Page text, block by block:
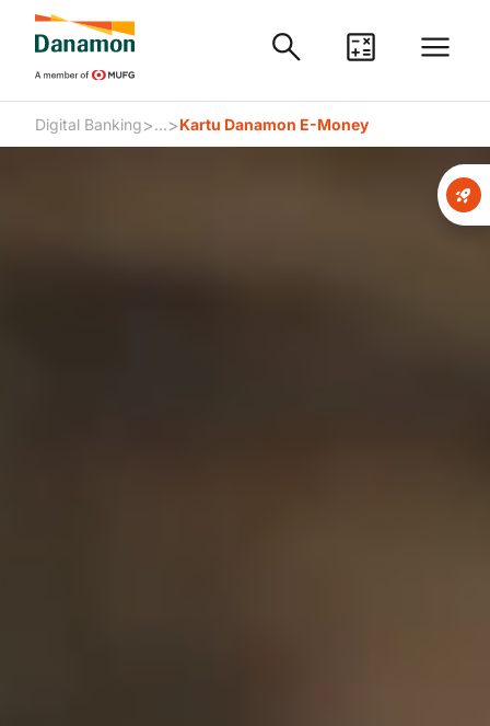
Digital Banking>...>Kartu Danamon E-Money